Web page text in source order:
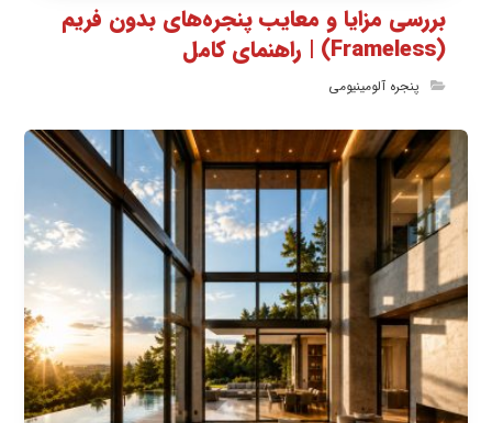
بررسی مزایا و معایب پنجره‌های بدون فریم
(Frameless) | راهنمای کامل
پنجره آلومینیومی